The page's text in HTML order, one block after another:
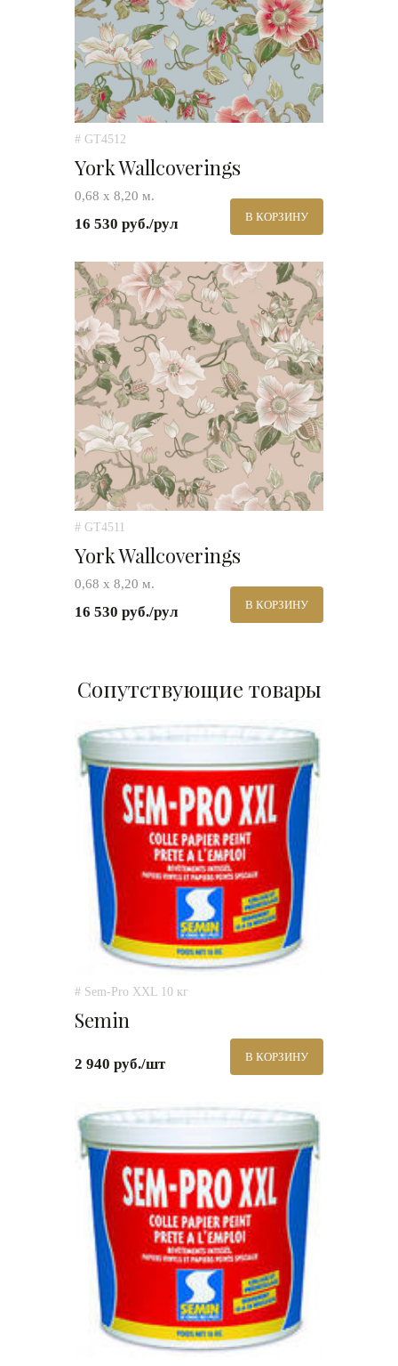
# GT4512
York Wallcoverings
0,68 х 8,20 м.
16 530 руб./рул В КОРЗИНУ
# GT4511
York Wallcoverings
0,68 х 8,20 м.
16 530 руб./рул В КОРЗИНУ
Сопутствующие товары
# Sem-Pro XXL 10 кг
Semin
2 940 руб./шт В КОРЗИНУ